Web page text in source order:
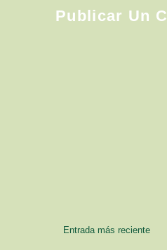
Publicar Un
Entrada más reciente